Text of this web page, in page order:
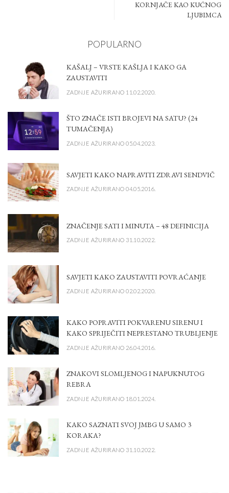
KORNJAČE KAO KUĆNOG
LJUBIMCA
POPULARNO
KAŠALJ – VRSTE KAŠLJA I KAKO GA
ZAUSTAVITI
ZADNJE AŽURIRANO 11.02.2020.
ŠTO ZNAČE ISTI BROJEVI NA SATU? (24
TUMAČENJA)
ZADNJE AŽURIRANO 05.04.2023.
SAVJETI KAKO NAPRAVITI ZDRAVI SENDVIČ
ZADNJE AŽURIRANO 04.05.2016.
ZNAČENJE SATI I MINUTA – 48 DEFINICIJA
ZADNJE AŽURIRANO 31.10.2022.
SAVJETI KAKO ZAUSTAVITI POVRAĆANJE
ZADNJE AŽURIRANO 02.02.2020.
KAKO POPRAVITI POKVARENU SIRENU I
KAKO SPRIJEČITI NEPRESTANO TRUBLJENJE
ZADNJE AŽURIRANO 26.04.2016.
ZNAKOVI SLOMLJENOG I NAPUKNUTOG
REBRA
ZADNJE AŽURIRANO 18.01.2024.
KAKO SAZNATI SVOJ JMBG U SAMO 3
KORAKA?
ZADNJE AŽURIRANO 31.10.2022.